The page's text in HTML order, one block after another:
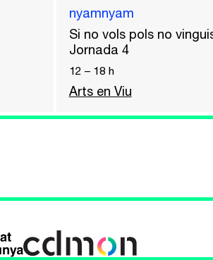
nyamnyam
Si no vols pols no
Jornada 4
12 – 18 h
Arts en Viu